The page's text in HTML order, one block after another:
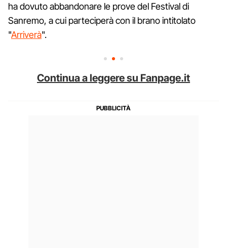
ha dovuto abbandonare le prove del Festival di
Sanremo, a cui parteciperà con il brano intitolato
"Arriverà".
Continua a leggere su Fanpage.it